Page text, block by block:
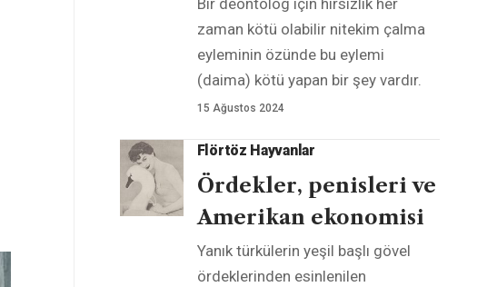
Bir deontolog için hırsızlık her
zaman kötü olabilir nitekim çalma
eyleminin özünde bu eylemi
(daima) kötü yapan bir şey vardır.
15 Ağustos 2024
Flörtöz Hayvanlar
Ördekler, penisleri ve
Amerikan ekonomisi
Yanık türkülerin yeşil başlı gövel
ördeklerinden esinlenilen